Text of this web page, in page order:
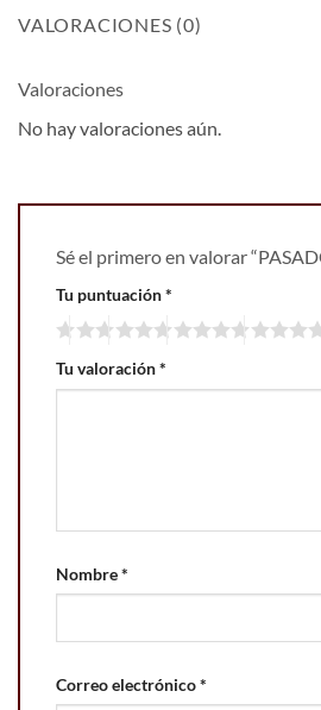
VALORACIONES (0)
Valoraciones
No hay valoraciones aún.
Sé el primero en valorar
Tu puntuación*
Tu valoración*
Nombre*
Correo electrónico*